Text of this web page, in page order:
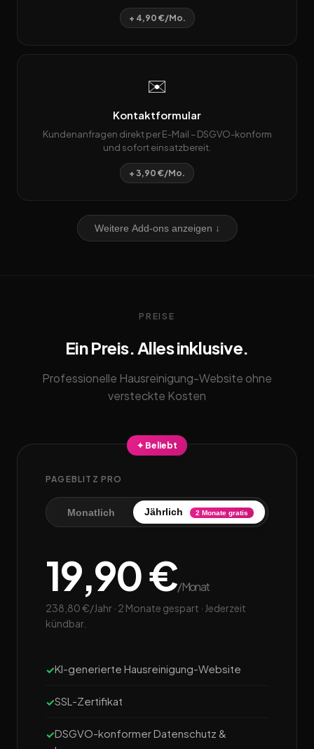
+ 4,90 €/Mo.
✉️
Kontaktformular
Kundenanfragen direkt per E-Mail – DSGVO-konform
und sofort einsatzbereit.
+ 3,90 €/Mo.
Weitere Add-ons anzeigen ↓
PREISE
Ein Preis. Alles inklusive.
Professionelle Hausreinigung-Website ohne
versteckte Kosten
✦ Beliebt
PAGEBLITZ PRO
Monatlich Jährlich 2 Monate gratis
19,90 €/Monat
238,80 €/Jahr · 2 Monate gespart · Jederzeit
kündbar.
KI-generierte Hausreinigung-Website
SSL-Zertifikat
DSGVO-konformer Datenschutz &